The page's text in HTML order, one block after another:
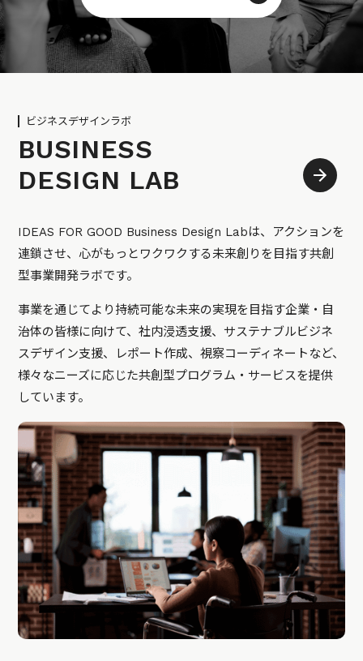
ビジネスデザインラボ
BUSINESS
DESIGN LAB
IDEAS FOR GOOD Business Design Labは、アクションを
連鎖させ、心がもっとワクワクする未来創りを目指す共創
型事業開発ラボです。
事業を通じてより持続可能な未来の実現を目指す企業・自
治体の皆様に向けて、社内浸透支援、サステナブルビジネ
スデザイン支援、レポート作成、視察コーディネートなど、
様々なニーズに応じた共創型プログラム・サービスを提供
しています。